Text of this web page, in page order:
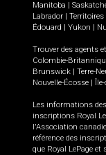
Manitoba
Labrador
Édouard
Yukon
Trouver des agents
Colombie-
Brunswick
Terre-
Nouvelle-Écosse
Les informations
inscriptions Royal
l'Association
référence des
que Royal LePage